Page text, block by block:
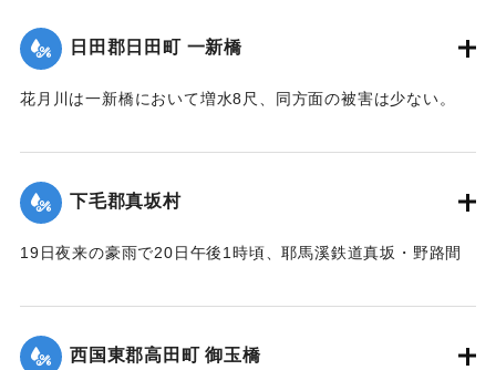
｜固有コード:
日田郡日田町 一新橋
花月川は一新橋において増水8尺、同方面の被害は少ない。
｜固有コード:00275061
下毛郡真坂村
19日夜来の豪雨で20日午後1時頃、耶馬溪鉄道真坂・野路間
結果、ただちに復旧した。
【出典：大分新聞 大正12年6月22日 朝刊7面】
西国東郡高田町 御玉橋